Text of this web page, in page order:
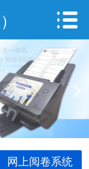
网上阅卷系统
网站首页
公司简介
信息中心
产品中心
视频展示